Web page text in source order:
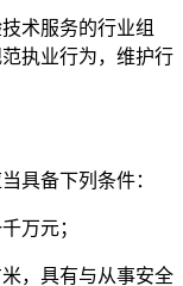
术服务的行业组
执业行为，维护行
具备下列条件：
万元；
，具有与从事安全